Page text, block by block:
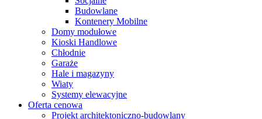
Budowlane
Kontenery Mobilne
Domy modułowe
Kioski Handlowe
Chłodnie
Garaże
Hale i magazyny
Wiaty
Systemy elewacyjne
Oferta cenowa
Projekt architektoniczno-budowlany